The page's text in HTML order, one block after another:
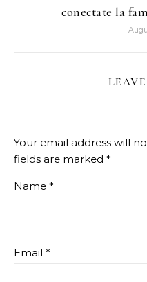
conectate la
Your email address will
fields are marked *
Name *
Email *